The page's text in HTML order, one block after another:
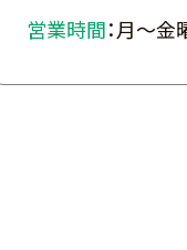
営業時間：月～金